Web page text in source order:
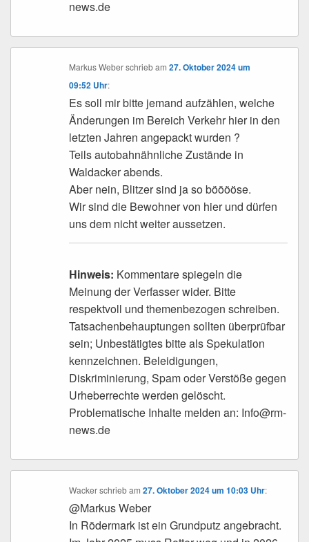
news.de
Markus Weber schriebam27. Oktober 2024 um
09:52 Uhr:
Es soll mir bitte jemand aufzählen, welche
Änderungen im Bereich Verkehr hier in den
letzten Jahren angepackt wurden ?
Teils autobahnähnliche Zustände in
Waldacker abends.
Aber nein, Blitzer sind ja so bööööse.
Wir sind die Bewohner von hier und dürfen
uns dem nicht weiter aussetzen.
Hinweis: Kommentare spiegeln die
Meinung der Verfasser wider. Bitte
respektvoll und themenbezogen schreiben.
Tatsachenbehauptungen sollten überprüfbar
sein; Unbestätigtes bitte als Spekulation
kennzeichnen. Beleidigungen,
Diskriminierung, Spam oder Verstöße gegen
Urheberrechte werden gelöscht.
Problematische Inhalte melden an: Info@rm-
news.de
Wacker schriebam27. Oktober 2024 um 10:03 Uhr:
@Markus Weber
In Rödermark ist ein Grundputz angebracht.